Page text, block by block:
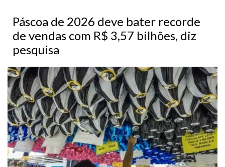
Páscoa de 2026 deve bater recorde
de vendas com R$ 3,57 bilhões, diz
pesquisa